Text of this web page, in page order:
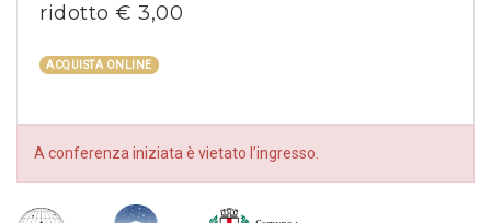
ridotto € 3,00
ACQUISTA ONLINE
A conferenza iniziata è vietato l’ingresso.